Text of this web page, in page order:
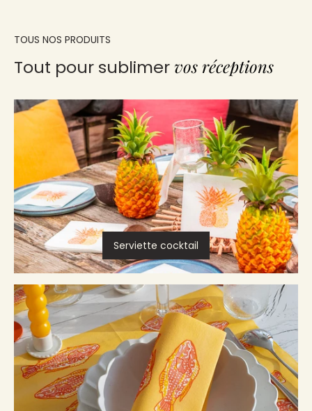
TOUS NOS PRODUITS
Tout pour sublimervos réceptions
Serviette cocktail